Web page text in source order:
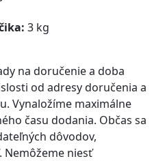
3 kg
na doručenie a doba
od adresy doručenia a
Vynaložíme maximálne
času dodania. Občas sa
dôvodov,
Nemôžeme niesť